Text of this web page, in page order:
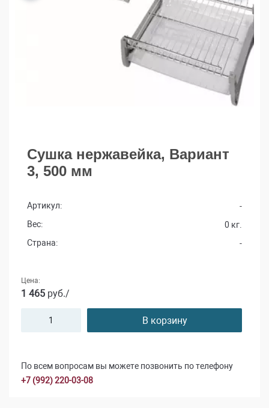
Сушка нержавейка, Вариант
3, 500 мм
Артикул:
-
Вес:
0 кг.
Страна:
-
Цена:
1 465 руб./
В корзину
По всем вопросам вы можете позвонить по телефону
+7 (992) 220-03-08